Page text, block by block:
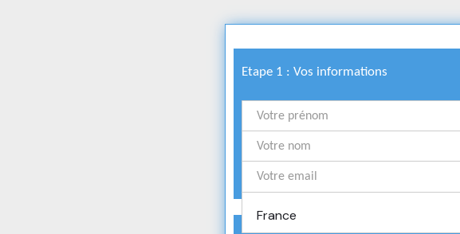
Etape 1 : Vos informations
France